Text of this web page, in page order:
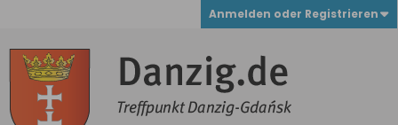
Anmelden oder Registrieren